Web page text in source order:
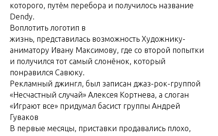
которого, путём перебора и получилось название
Dendy.
Воплотить логотип в
жизнь, представилась возможность Художнику-
аниматору Ивану Максимову, где со второй попытки
и получился тот самый слонёнок, который
понравился Савюку.
Рекламный джингл, был записан джаз-рок-группой
«Несчастный случай» Алексея Кортнева, а слоган
«Играют все» придумал басист группы Андрей
Гуваков
В первые месяцы, приставки продавались плохо,